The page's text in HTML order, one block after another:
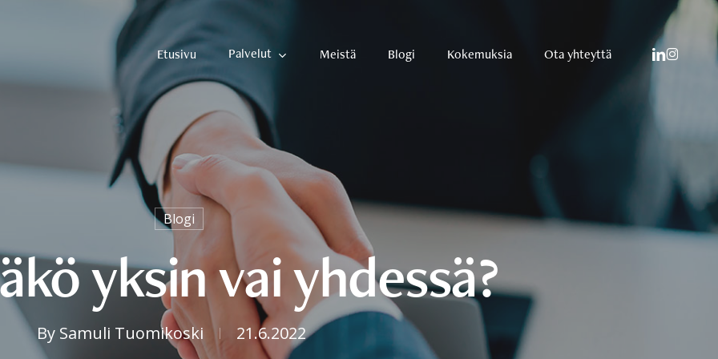
Etusivu Palvelut Meistä Blogi Kokemuksia Ota yhteyttä linkedin
instagram
Blogi
yksin vai yhdessä?
By Samuli Tuomikoski 21.6.2022